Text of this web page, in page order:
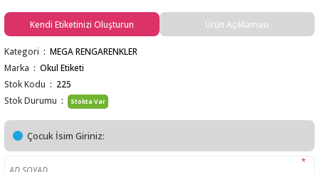
Kendi Etiketinizi Oluşturun Ürün Açıklaması
Kategori
MEGA RENGARENKLER
Marka
Okul Etiketi
Stok Kodu
225
Stok Durumu
Stokta Var
Çocuk İsim Giriniz:
*